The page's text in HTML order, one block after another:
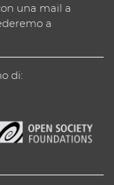
una mail a
a
di: